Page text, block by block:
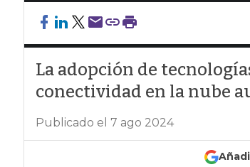
La adopción de
conectividad en la nube
Publicado el 7 ago 2024